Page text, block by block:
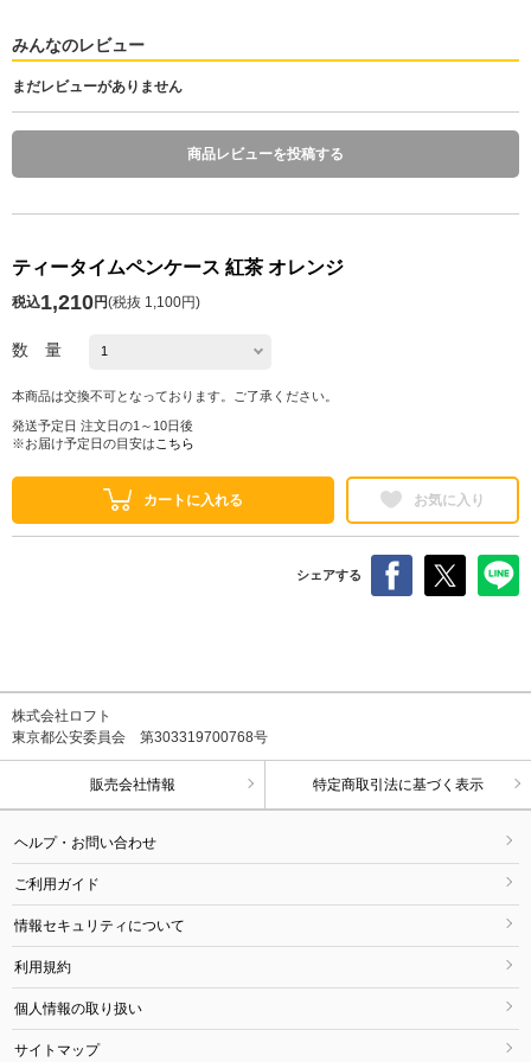
みんなのレビュー
まだレビューがありません
商品レビューを投稿する
ティータイムペンケース 紅茶 オレンジ
税込1,210円(税抜 1,100円)
数 量
本商品は交換不可となっております。ご了承ください。
発送予定日 注文日の1～10日後
※お届け予定日の目安は こちら
カートに入れる お気に入り
シェアする
株式会社ロフト
東京都公安委員会 第303319700768号
販売会社情報 特定商取引法に基づく表示
ヘルプ・お問い合わせ
ご利用ガイド
情報セキュリティについて
利用規約
個人情報の取り扱い
サイトマップ